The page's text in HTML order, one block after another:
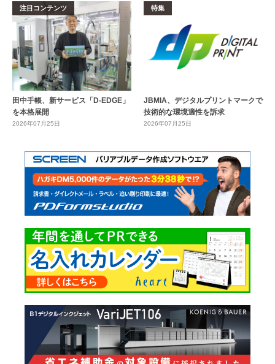
注目コンテンツ
田中手帳、新サービス「D-EDGE」
を本格展開
2026年07月25日
特集
JBMIA、デジタルプリントマークで
技術的な環境適性を訴求
2026年07月25日